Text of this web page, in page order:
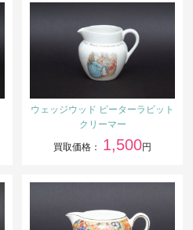
ウェッジウッド ピーターラビット
クリーマー
買取価格： 1,500円